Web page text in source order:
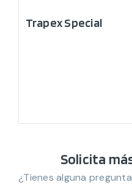
Trapex Special
Solicita
¿Tienes alguna